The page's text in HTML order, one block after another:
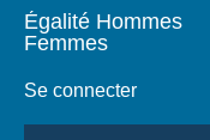
Égalité Hommes
Femmes
Se connecter